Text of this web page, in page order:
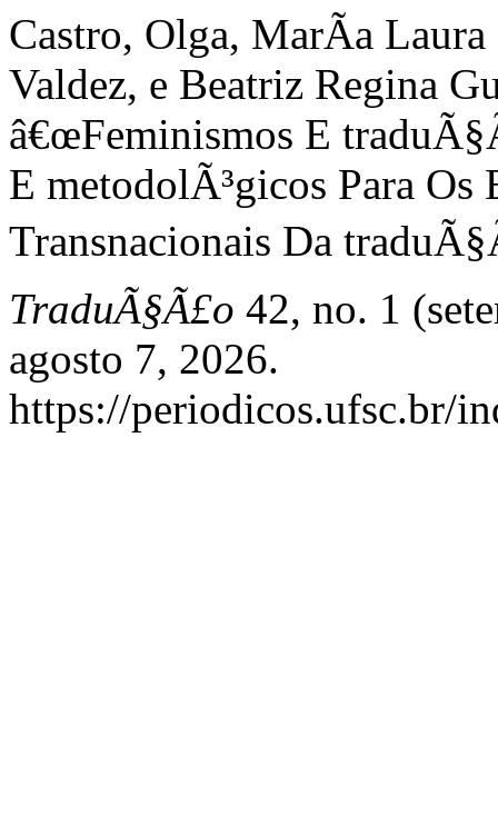
Castro, Olga, MarÃ­a
Valdez, e Beatriz Regina
â€œFeminismos E
E metodolÃ³gicos Para Os
Transnacionais Da
TraduÃ§Ã£o 42, no. 1
agosto 7, 2026.
https://periodicos.ufsc.br/